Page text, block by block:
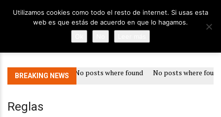
BREAKING NEWSNo posts where found No posts where found
Reglas
Utilizamos cookies como todo el resto de internet. Si usas esta
web es que estás de acuerdo en que lo hagamos.